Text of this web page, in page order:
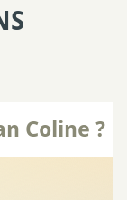
Coline ?